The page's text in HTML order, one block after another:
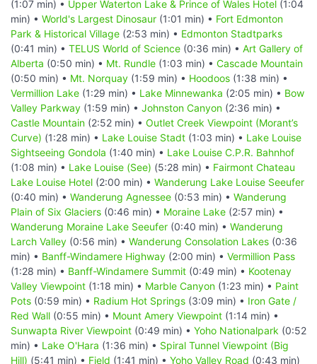
(1:07 min) • Upper Waterton Lake & Prince of Wales Hotel (1:04
min) • World's Largest Dinosaur (1:01 min) • Fort Edmonton
Park & Historical Village (2:53 min) • Edmonton Stadtparks
(0:41 min) • TELUS World of Science (0:36 min) • Art Gallery of
Alberta (0:50 min) • Mt. Rundle (1:03 min) • Cascade Mountain
(0:50 min) • Mt. Norquay (1:59 min) • Hoodoos (1:38 min) •
Vermillion Lake (1:29 min) • Lake Minnewanka (2:05 min) • Bow
Valley Parkway (1:59 min) • Johnston Canyon (2:36 min) •
Castle Mountain (2:52 min) • Outlet Creek Viewpoint (Morant’s
Curve) (1:28 min) • Lake Louise Stadt (1:03 min) • Lake Louise
Sightseeing Gondola (1:40 min) • Lake Louise C.P.R. Bahnhof
(1:08 min) • Lake Louise (See) (5:28 min) • Fairmont Chateau
Lake Louise Hotel (2:00 min) • Wanderung Lake Louise Seeufer
(0:40 min) • Wanderung Agnessee (0:53 min) • Wanderung
Plain of Six Glaciers (0:46 min) • Moraine Lake (2:57 min) •
Wanderung Moraine Lake Seeufer (0:40 min) • Wanderung
Larch Valley (0:56 min) • Wanderung Consolation Lakes (0:36
min) • Banff-Windamere Highway (2:00 min) • Vermillion Pass
(1:28 min) • Banff-Windamere Summit (0:49 min) • Kootenay
Valley Viewpoint (1:18 min) • Marble Canyon (1:23 min) • Paint
Pots (0:59 min) • Radium Hot Springs (3:09 min) • Iron Gate /
Red Wall (0:55 min) • Mount Amery Viewpoint (1:14 min) •
Sunwapta River Viewpoint (0:49 min) • Yoho Nationalpark (0:52
min) • Lake O'Hara (1:36 min) • Spiral Tunnel Viewpoint (Big
Hill) (5:41 min) • Field (1:41 min) • Yoho Valley Road (0:43 min)